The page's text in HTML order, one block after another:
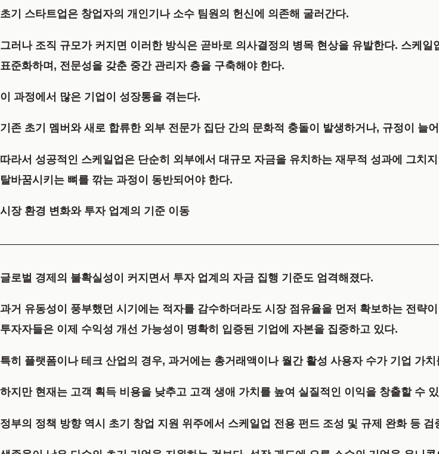
초기 스타트업은 창업자의 개인기나 소수 팀원의 헌신에 의존해 굴러간다.
그러나 조직 규모가 커지면 이러한 방식은 곧바로 의사결정의 병목 현상을 유발한다. 스케
표준화하며, 전문성을 갖춘 중간 관리자 층을 구축해야 한다.
이 과정에서 많은 기업이 성장통을 겪는다.
기존 초기 멤버와 새로 합류한 외부 전문가 집단 간의 문화적 충돌이 발생하거나, 규정이 늘
따라서 성공적인 스케일업은 단순히 외부에서 대규모 자금을 유치하는 재무적 성과에 그치
탈바꿈시키는 뼈를 깎는 과정이 동반되어야 한다.
시장 환경 변화와 투자 업계의 기준 이동
글로벌 경제의 불확실성이 커지면서 투자 업계의 자금 집행 기준도 엄격해졌다.
과거 유동성이 풍부했던 시기에는 적자를 감수하더라도 시장 점유율을 먼저 확보하는 전략
투자자들은 이제 수익성 개선 가능성이 명확히 입증된 기업에 자본을 집중하고 있다.
특히 플랫폼이나 테크 산업의 경우, 과거에는 총거래액이나 월간 활성 사용자 수가 기업 가
하지만 현재는 고객 획득 비용을 낮추고 고객 생애 가치를 높여 실질적인 이익을 창출할 수
정부의 정책 방향 역시 초기 창업 지원 위주에서 스케일업 전용 펀드 조성 및 규제 완화 등